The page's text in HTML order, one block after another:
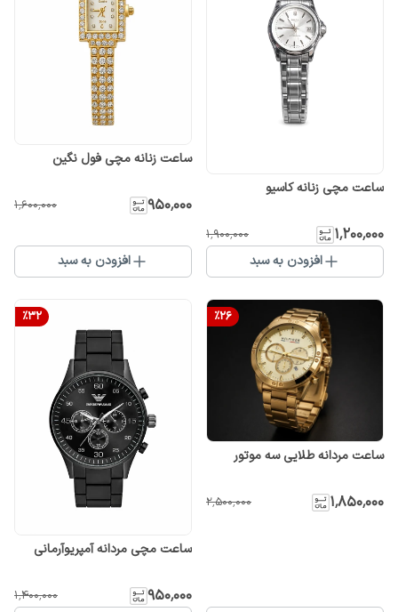
ساعت مچی زنانه کاسیو
۱٬۲۰۰٬۰۰۰ ۱٬۹۰۰٬۰۰۰
افزودن به سبد
ساعت زنانه مچی فول نگین
۹۵۰٬۰۰۰ ۱٬۶۰۰٬۰۰۰
افزودن به سبد
%26
ساعت مردانه طلایی سه موتور
۱٬۸۵۰٬۰۰۰ ۲٬۵۰۰٬۰۰۰
%32
ساعت مچی مردانه آمپریوآرمانی
۹۵۰٬۰۰۰ ۱٬۴۰۰٬۰۰۰